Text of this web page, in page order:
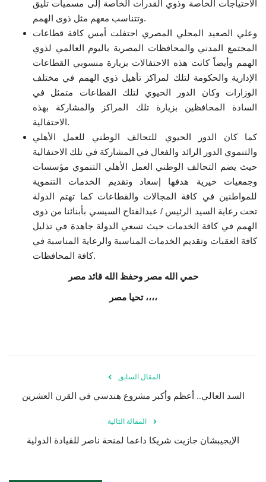
الفيديوهات
الشركاء
Gallery
English Swahili español
French Arabic
الاحتياجات الخاصة وذوي القدرات الخاصة إلى مسميات تليق
وتتناسب معهم مثل ذوى الهمم.
وعلي الصعيد المحلي المصري احتفلت أمس كافة قطاعات
المجتمع المدني والمحافظات المصرية باليوم العالمي لذوي
الهمم وأيضاً كانت هذه الاحتفالات بزيارة منسوبي القطاعات
الإدارية والحكومة لتلك لمراكز تأهيل ذوي الهمم في مختلف
الوزارات وكان الدور الحيوي لتلك القطاعات متمثل في
السادة المحافظين بزيارة تلك المراكز والمشاركة بهذه
الاحتفالية.
كما كان الدور الحيوي للتحالف الوطني للعمل الأهلي
والتنموي الدور الرائد والفعال في المشاركة في تلك الاحتفالية
حيث يضم التحالف الوطني العمل الأهلي التنموي مؤسسات
وجمعيات خيرية هدفها إسعاد وتقديم الخدمات التنموية
للمواطنين في كافة المجالات والقطاعات كما تهتم الدولة
تحت رعاية السيد الرئيس / عبدالفتاح السيسي بأبنائنا من ذوى
الهمم في كافة الخدمات حيث تسعي الدولة جاهدة في تذليل
كافة العقبات وتقديم الخدمات المناسبة والرعاية المناسبة في
كافة المحافظات.
حمي الله مصر وحفظ الله قائد مصر
تحيا مصر ،،،،
المقال السابق
السد العالي.. أعظم وأكبر مشروع هندسي في القرن العشرين
المقالة التالية
الإيجيبشان جازيت شريكا داعما لمنحة ناصر للقيادة الدولية